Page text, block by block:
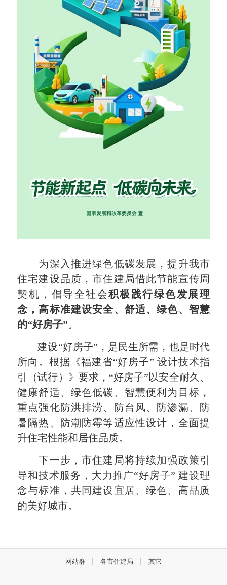
为深入推进绿色低碳发展，提升我市
住宅建设品质，市住建局借此节能宣传周
契机，倡导全社会积极践行绿色发展理
念，高标准建设安全、舒适、绿色、智慧
的“好房子”。
建设“好房子”，是民生所需，也是时代
所向。根据《福建省“好房子” 设计技术指
引（试行）》要求，“好房子”以安全耐久、
健康舒适、绿色低碳、智慧便利为目标，
重点强化防洪排涝、防台风、防渗漏、防
暑隔热、防潮防霉等适应性设计，全面提
升住宅性能和居住品质。
下一步，市住建局将持续加强政策引
导和技术服务，大力推广“好房子” 建设理
念与标准，共同建设宜居、绿色、高品质
的美好城市。
网站群 各市住建局 其它